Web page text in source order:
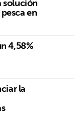
en
4,58%
la